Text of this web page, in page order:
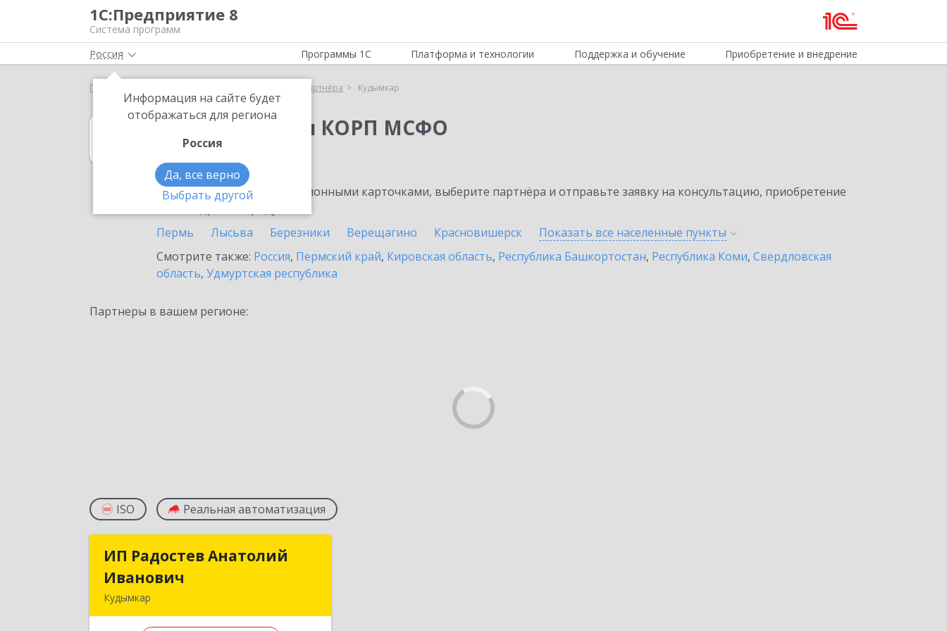
1С:Предприятие 8
Система программ
Россия
Информация на сайте будет
отображаться для региона
Россия
Да, все верно
Выбрать другой
Программы 1С Платформа и технологии Поддержка и обучение Приобретение и внедрение
Главная Выбор партнёра Кудымкар
1С:Бухгалтерия КОРП МСФО
в Кудымкаре
Ознакомьтесь с информационными карточками, выберите партнёра и отправьте заявку на консультацию, приобретение
Пермь
Лысьва Березники Верещагино Красновишерск Показать все населенные пункты
Смотрите также: Россия, Пермский край, Кировская область, Республика Башкортостан, Республика Коми, Свердловская
область, Удмуртская республика
Партнеры в вашем регионе:
ISO Реальная автоматизация
ИП Радостев Анатолий
Иванович
Кудымкар
ИП Радостев Анатолий